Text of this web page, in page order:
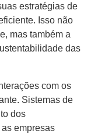
estratégias de
Isso não
mas também a
das
com os
Sistemas de
dos
empresas